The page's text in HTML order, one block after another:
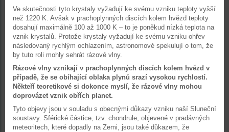
Ve skutečnosti tyto krystaly vyžadují ke svému vzniku teploty vyšší
než 1220 K. Avšak v prachoplynných discích kolem hvězd teploty
dosahují maximálně 100 až 1000 K – to je poněkud nízká teplota na
vznik krystalů. Protože krystaly vyžadují ke svému vzniku ohřev
následovaný rychlým ochlazením, astronomové spekulují o tom, že
by tuto roli mohly sehrát rázové vlny.
Rázové vlny vznikají v prachoplynných discích kolem hvězd v
případě, že se obíhající oblaka plynů srazí vysokou rychlostí.
Někteří teoretikové si dokonce myslí, že rázové vlny mohou
doprovázet vznik obřích planet.
Tyto objevy jsou v souladu s obecnými důkazy vzniku naší Sluneční
soustavy. Sférické částice, tzv. chondrule, objevené v pradávných
meteoritech, které dopadly na Zemi, jsou také důkazem, že